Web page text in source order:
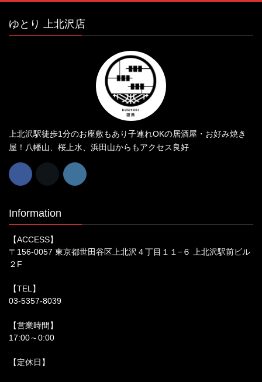
ゆとり 上北沢店
上北沢駅徒歩1分のお座敷もあり子連れOKの居酒屋・お好み焼き
屋！八幡山、桜上水、浜田山からもアクセス良好
Information
【ACCESS】
〒156-0057 東京都世田谷区上北沢４丁目１１−６ 上北沢駅前ビル
２F
【TEL】
03-5357-8039
【営業時間】
17:00～0:00
【定休日】